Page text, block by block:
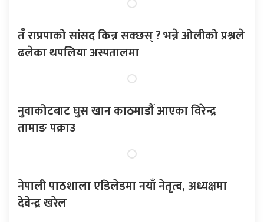
तँ राप्रपाको सांसद किन्न सक्छस् ? भन्ने ओलीको प्रश्नले
ढलेका थपलिया अस्पतालमा
नुवाकोटबाट घुस खान काठमाडौँ आएका विरेन्द्र
तामाङ पक्राउ
नेपाली पाठशाला एडिलेडमा नयाँ नेतृत्व, अध्यक्षमा
देवेन्द्र खरेल